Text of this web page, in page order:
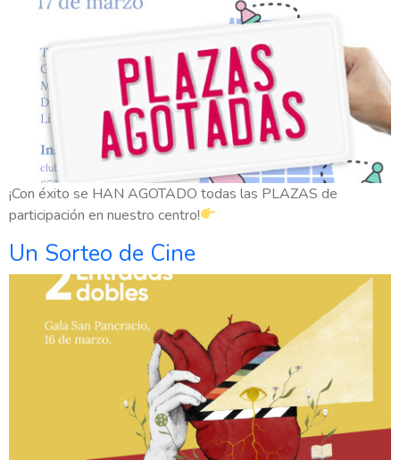
¡Con éxito se HAN AGOTADO todas las PLAZAS de
participación en nuestro centro!
Un Sorteo de Cine